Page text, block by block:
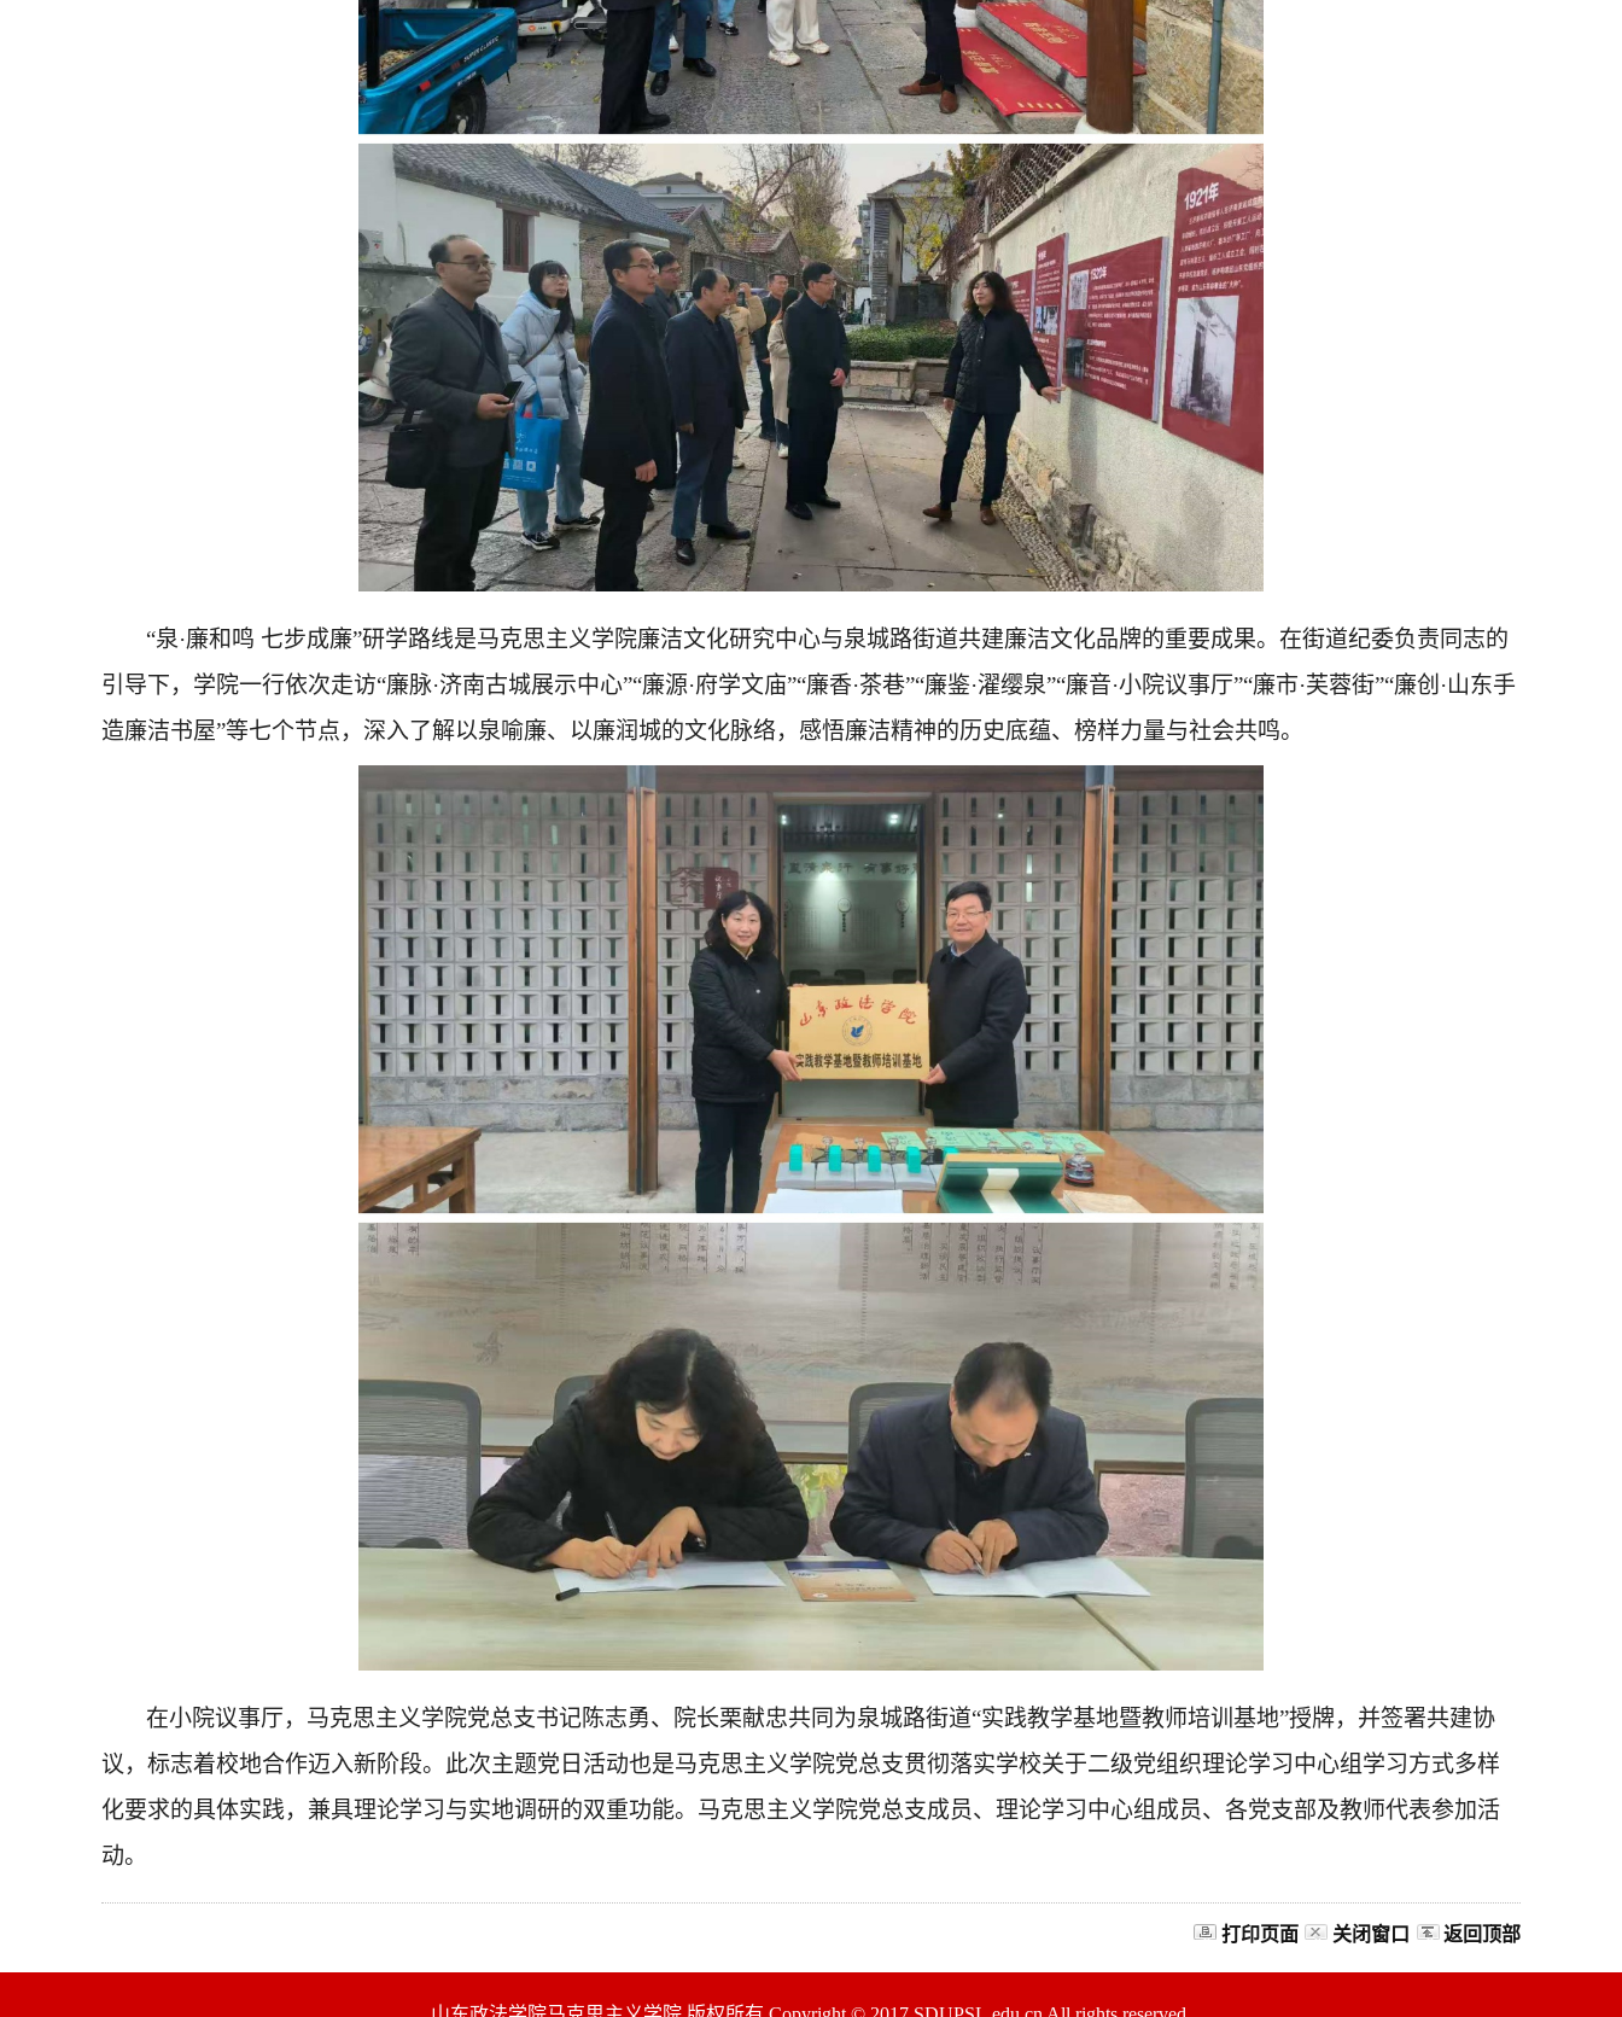
“泉·廉和鸣 七步成廉”研学路线是马克思主义学院廉洁文化研究中心与泉城路街道共建廉洁文化品牌的重要成果。在街道纪委负责同志的
引导下，学院一行依次走访“廉脉·济南古城展示中心”“廉源·府学文庙”“廉香·茶巷”“廉鉴·濯缨泉”“廉音·小院议事厅”“廉市·芙蓉街”“廉创·山东手
造廉洁书屋”等七个节点，深入了解以泉喻廉、以廉润城的文化脉络，感悟廉洁精神的历史底蕴、榜样力量与社会共鸣。
在小院议事厅，马克思主义学院党总支书记陈志勇、院长栗献忠共同为泉城路街道“实践教学基地暨教师培训基地”授牌，并签署共建协
议，标志着校地合作迈入新阶段。此次主题党日活动也是马克思主义学院党总支贯彻落实学校关于二级党组织理论学习中心组学习方式多样
化要求的具体实践，兼具理论学习与实地调研的双重功能。马克思主义学院党总支成员、理论学习中心组成员、各党支部及教师代表参加活
动。
打印页面 关闭窗口 返回顶部